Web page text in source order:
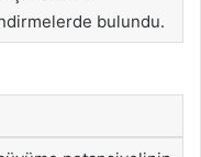
bulundu.